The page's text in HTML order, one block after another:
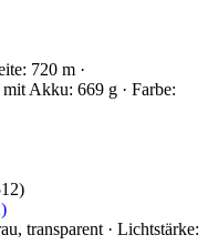
720 m ·
Akku: 669 g · Farbe:
transparent · Lichtstärke: